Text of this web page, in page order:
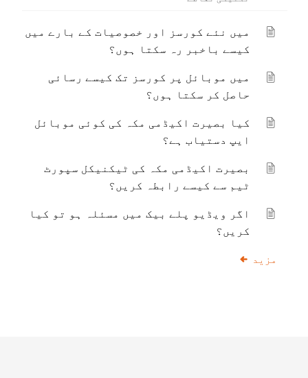
میں نئے کورسز اور خصوصیات کے بارے میں
کیسے باخبر رہ سکتا ہوں؟
میں موبائل پر کورسز تک کیسے رسائی
حاصل کر سکتا ہوں؟
کیا بصیرت اکیڈمی مکہ کی کوئی موبائل
ایپ دستیاب ہے؟
بصیرت اکیڈمی مکہ کی ٹیکنیکل سپورٹ
ٹیم سے کیسے رابطہ کریں؟
اگر ویڈیو پلے بیک میں مسئلہ ہو تو کیا
کریں؟
مزید